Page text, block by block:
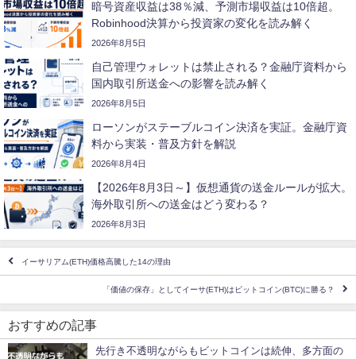
暗号資産収益は38％減、予測市場収益は10倍超。
Robinhood決算から投資家の変化を読み解く
2026年8月5日
自己管理ウォレットは禁止される？金融庁資料から
国内取引所送金への影響を読み解く
2026年8月5日
ローソンがステーブルコイン決済を実証。金融庁資
料から実装・普及方針を解説
2026年8月4日
【2026年8月3日～】仮想通貨の送金ルールが拡大。
海外取引所への送金はどう変わる？
2026年8月3日
イーサリアム(ETH)価格高騰した14の理由
「価値の保存」としてイーサ(ETH)はビットコイン(BTC)に勝る？
おすすめの記事
先行き不透明ながらもビットコインは続伸、多方面の